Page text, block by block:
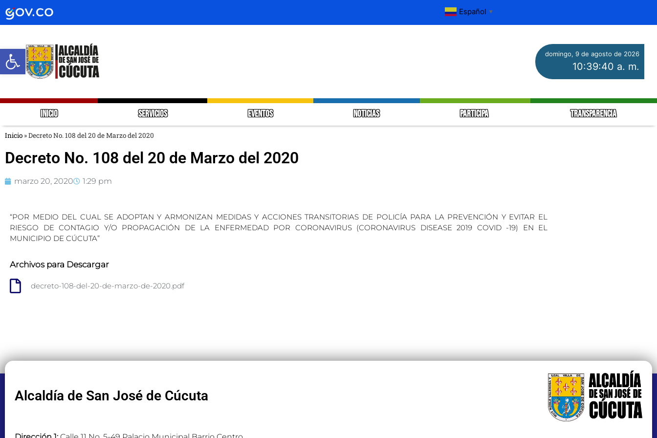
Abrir barra de herramientas
Español ▼
domingo, 9 de agosto de 2026
10:39:41 a. m.
INICIO SERVICIOS EVENTOS NOTICIAS PARTICIPA TRANSPARENCIA
Inicio »Decreto No. 108 del 20 de Marzo del 2020
Decreto No. 108 del 20 de Marzo del 2020
marzo 20, 2020 1:29 pm
“POR MEDIO DEL CUAL SE ADOPTAN Y ARMONIZAN MEDIDAS Y ACCIONES TRANSITORIAS DE POLICÍA PARA LA PREVENCIÓN Y EVITAR EL
RIESGO DE CONTAGIO Y/O PROPAGACIÓN DE LA ENFERMEDAD POR CORONAVIRUS (CORONAVIRUS DISEASE 2019 COVID -19) EN EL
MUNICIPIO DE CÚCUTA”
Archivos para Descargar
decreto-108-del-20-de-marzo-de-2020.pdf
Alcaldía de San José de Cúcuta